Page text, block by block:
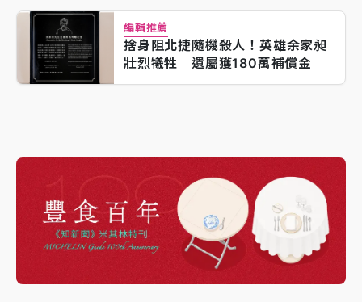
編輯推薦
捨身阻北捷隨機殺人！英雄余家昶
壯烈犧牲 遺屬獲180萬補償金